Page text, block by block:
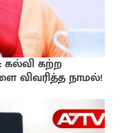
கல்வி கற்ற
விவரித்த நாமல்!